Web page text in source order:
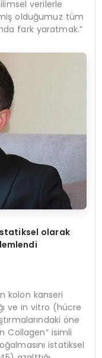
verilerle
olduğumuz tüm
fark yaratmak.”
olarak
kolon kanseri
ve in vitro (hücre
öne
Collagen” isimli
istatiksel